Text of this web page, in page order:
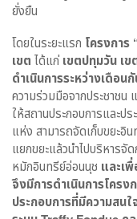
ยั่งยืน
โดยในระยะแรก โครงการ
เขต ได้แก่ เขตปทุมวัน เ
ดำเนินการระหว่างเดือน
ความร่วมมือจากประชาชน
ให้สถานประกอบการและป
แห่ง สามารถจัดเก็บขยะอิ
แยกขยะแล้วนำไปบริหารจั
หมักอินทรีย์อ่อนนุช และเ
จึงมีการดำเนินการโครง
ประกอบการที่มีความสนใ